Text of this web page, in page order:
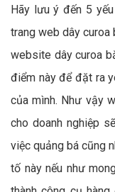
Hãy lưu ý đến 5
trang web dây curoa
website dây curoa
điểm này để đặt ra
của mình. Như vậy
cho doanh nghiệp
việc quảng bá cũng
tố này nếu như